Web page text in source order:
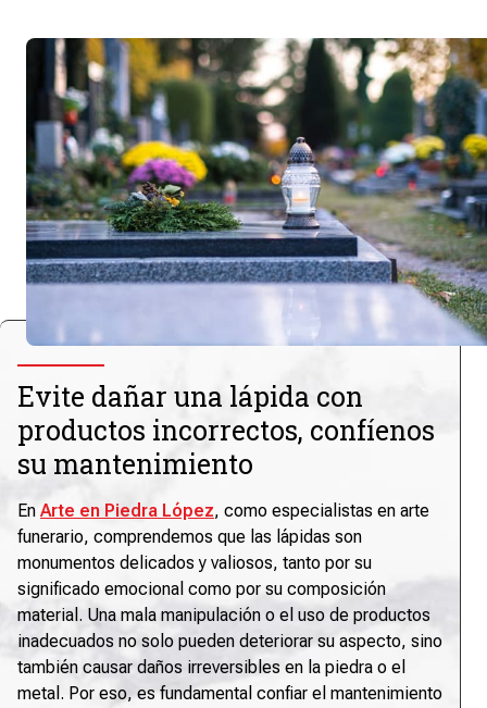
Evite dañar una lápida con
productos incorrectos, confíenos
su mantenimiento
En Arte en Piedra López, como especialistas en arte
funerario, comprendemos que las lápidas son
monumentos delicados y valiosos, tanto por su
significado emocional como por su composición
material. Una mala manipulación o el uso de productos
inadecuados no solo pueden deteriorar su aspecto, sino
también causar daños irreversibles en la piedra o el
metal. Por eso, es fundamental confiar el mantenimiento